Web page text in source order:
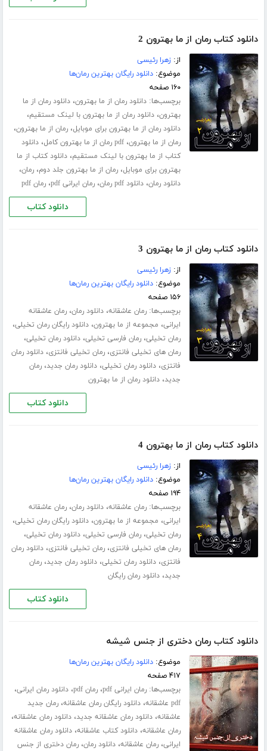
دانلود کتاب رمان از ما بهترون 2
از:زهرا رئیسی
موضوع:دانلود رایگان بهترین رمان‌ها
۱۶۰ صفحه
برچسب‌ها:دانلود رمان از ما بهترون،دانلود رمان از ما
بهترون،دانلود رمان از ما بهترون با لینک مستقیم،
دانلود رمان از ما بهترون برای موبایل،رمان از ما بهترون،
رمان از ما بهترون،pdf رمان از ما بهترون کامل ،دانلود
کتاب از ما بهترون با لینک مستقیم،دانلود کتاب از ما
بهترون برای موبایل،رمان از ما بهترون جلد دوم،رمان،
دانلود رمان،دانلود pdf رمان ،رمان ایرانی pdf ،رمان pdf
دانلود کتاب
دانلود کتاب رمان از ما بهترون 3
از:زهرا رئیسی
موضوع:دانلود رایگان بهترین رمان‌ها
۱۵۶ صفحه
برچسب‌ها:رمان عاشقانه،دانلود رمان،رمان عاشقانه
ایرانی، مجموعه از ما بهترون،دانلود رایگان رمان تخیلی،
رمان تخیلی،رمان فارسی تخیلی،دانلود رمان تخیلی،
رمان های تخیلی فانتزی،رمان تخیلی فانتزی،دانلود رمان
فانتزی،دانلود رمان تخیلی،دانلود رمان جدید،رمان
جدید،دانلود رمان از ما بهترون
دانلود کتاب
دانلود کتاب رمان از ما بهترون 4
از:زهرا رئیسی
موضوع:دانلود رایگان بهترین رمان‌ها
۱۹۴ صفحه
برچسب‌ها:رمان عاشقانه،دانلود رمان،رمان عاشقانه
ایرانی، مجموعه از ما بهترون،دانلود رایگان رمان تخیلی،
رمان تخیلی،رمان فارسی تخیلی،دانلود رمان تخیلی،
رمان های تخیلی فانتزی،رمان تخیلی فانتزی،دانلود رمان
فانتزی،دانلود رمان تخیلی،دانلود رمان جدید،رمان
جدید،دانلود رمان رایگان
دانلود کتاب
دانلود کتاب رمان دختری از جنس شیشه
موضوع:دانلود رایگان بهترین رمان‌ها
۴۱۷ صفحه
برچسب‌ها:رمان ایرانی pdf ،رمان pdf ،دانلود رمان ایرانی،
pdf عاشقانه ،دانلود رایگان رمان عاشقانه،رمان جدید
عاشقانه،دانلود رمان عاشقانه جدید،دانلود رمان عاشقانه،
رمان عاشقانه،دانلود کتاب عاشقانه،دانلود رمان عاشقانه
ایرانی،رمان عاشقانه،دانلود رمان،رمان دختری از جنس